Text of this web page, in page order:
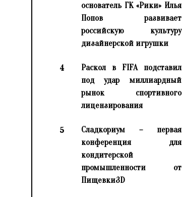
основатель ГК «Рики» Илья
Попов развивает
российскую культуру
дизайнерской игрушки
4
Раскол в FIFA подставил
под удар миллиардный
рынок спортивного
лицензирования
5
Сладкориум – первая
конференция для
кондитерской
промышленности от
Пищевки3D